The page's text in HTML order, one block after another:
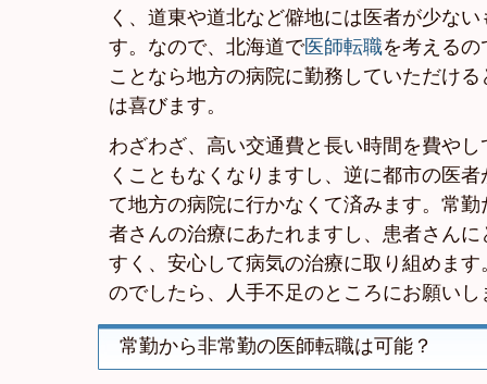
く、道東や道北など僻地には医者が少な
す。なので、北海道で医師転職を考える
ことなら地方の病院に勤務していただけ
は喜びます。
わざわざ、高い交通費と長い時間を費や
くこともなくなりますし、逆に都市の医
て地方の病院に行かなくて済みます。常
者さんの治療にあたれますし、患者さん
すく、安心して病気の治療に取り組めます
のでしたら、人手不足のところにお願いし
常勤から非常勤の医師転職は可能？